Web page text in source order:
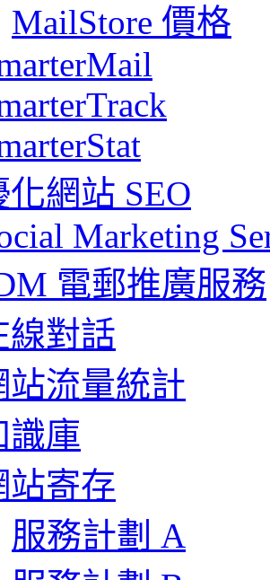
MailStore 價格
化網站 SEO
Marketing
電郵推廣服務
線對話
站流量統計
識庫
站寄存
服務計劃 A